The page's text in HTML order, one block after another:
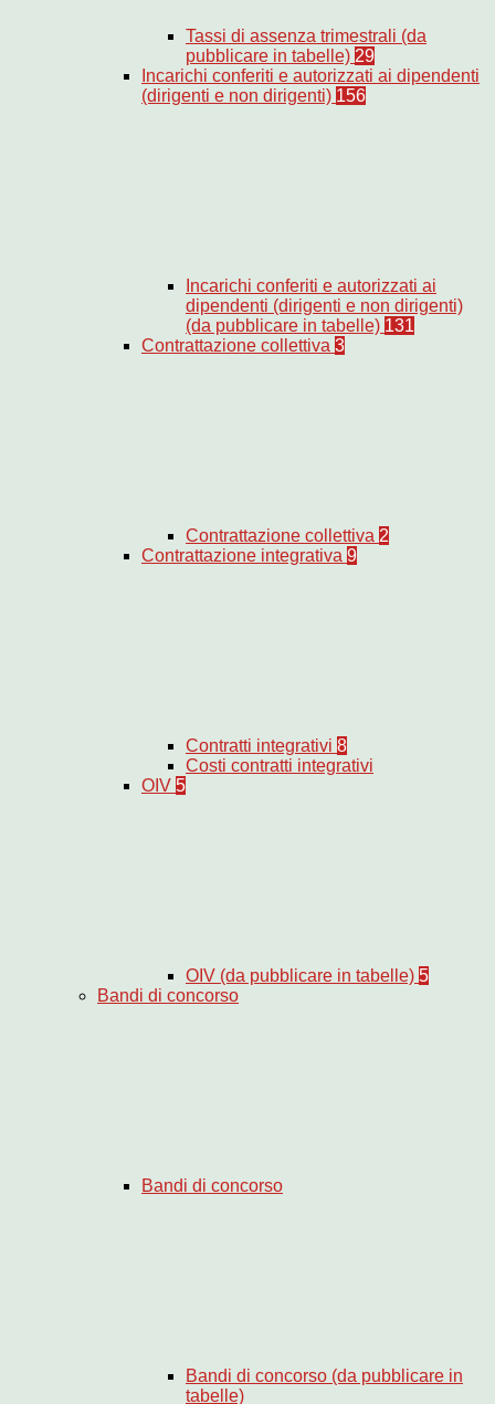
Tassi di assenza trimestrali (da
pubblicare in tabelle) 29
Incarichi conferiti e autorizzati ai dipendenti
(dirigenti e non dirigenti) 156
Incarichi conferiti e autorizzati ai
dipendenti (dirigenti e non dirigenti)
(da pubblicare in tabelle) 131
Contrattazione collettiva 3
Contrattazione collettiva 2
Contrattazione integrativa 9
Contratti integrativi 8
Costi contratti integrativi
OIV 5
OIV (da pubblicare in tabelle) 5
Bandi di concorso
Bandi di concorso
Bandi di concorso (da pubblicare in
tabelle)